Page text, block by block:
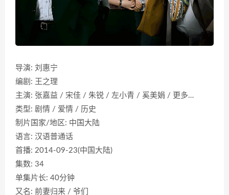
导演: 刘惠宁
编剧: 王之理
主演: 张嘉益 / 宋佳 / 朱锐 / 左小青 / 奚美娟 / 更多…
类型: 剧情 / 爱情 / 历史
制片国家/地区: 中国大陆
语言: 汉语普通话
首播: 2014-09-23(中国大陆)
集数: 34
单集片长: 40分钟
又名: 前妻归来 / 爷们